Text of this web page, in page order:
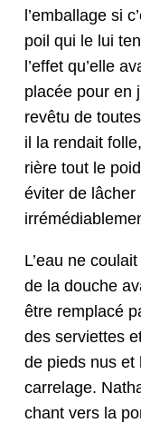
l’emballage si
poil qui le lui
l’ef­fet qu’elle
placée pour en
revê­tu de
il la rendait
rière tout le
éviter de lâch­er
L’eau ne
de la douche
être rem­placé
des servi­ettes
de pieds nus et
car­relage.
chant vers la